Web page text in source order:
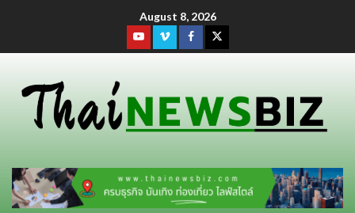
August 8, 2026